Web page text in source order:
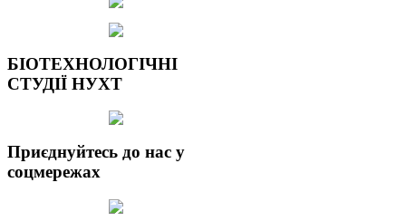
БІОТЕХНОЛОГІЧНІ
СТУДІЇ НУХТ
Приєднуйтесь до нас у
соцмережах